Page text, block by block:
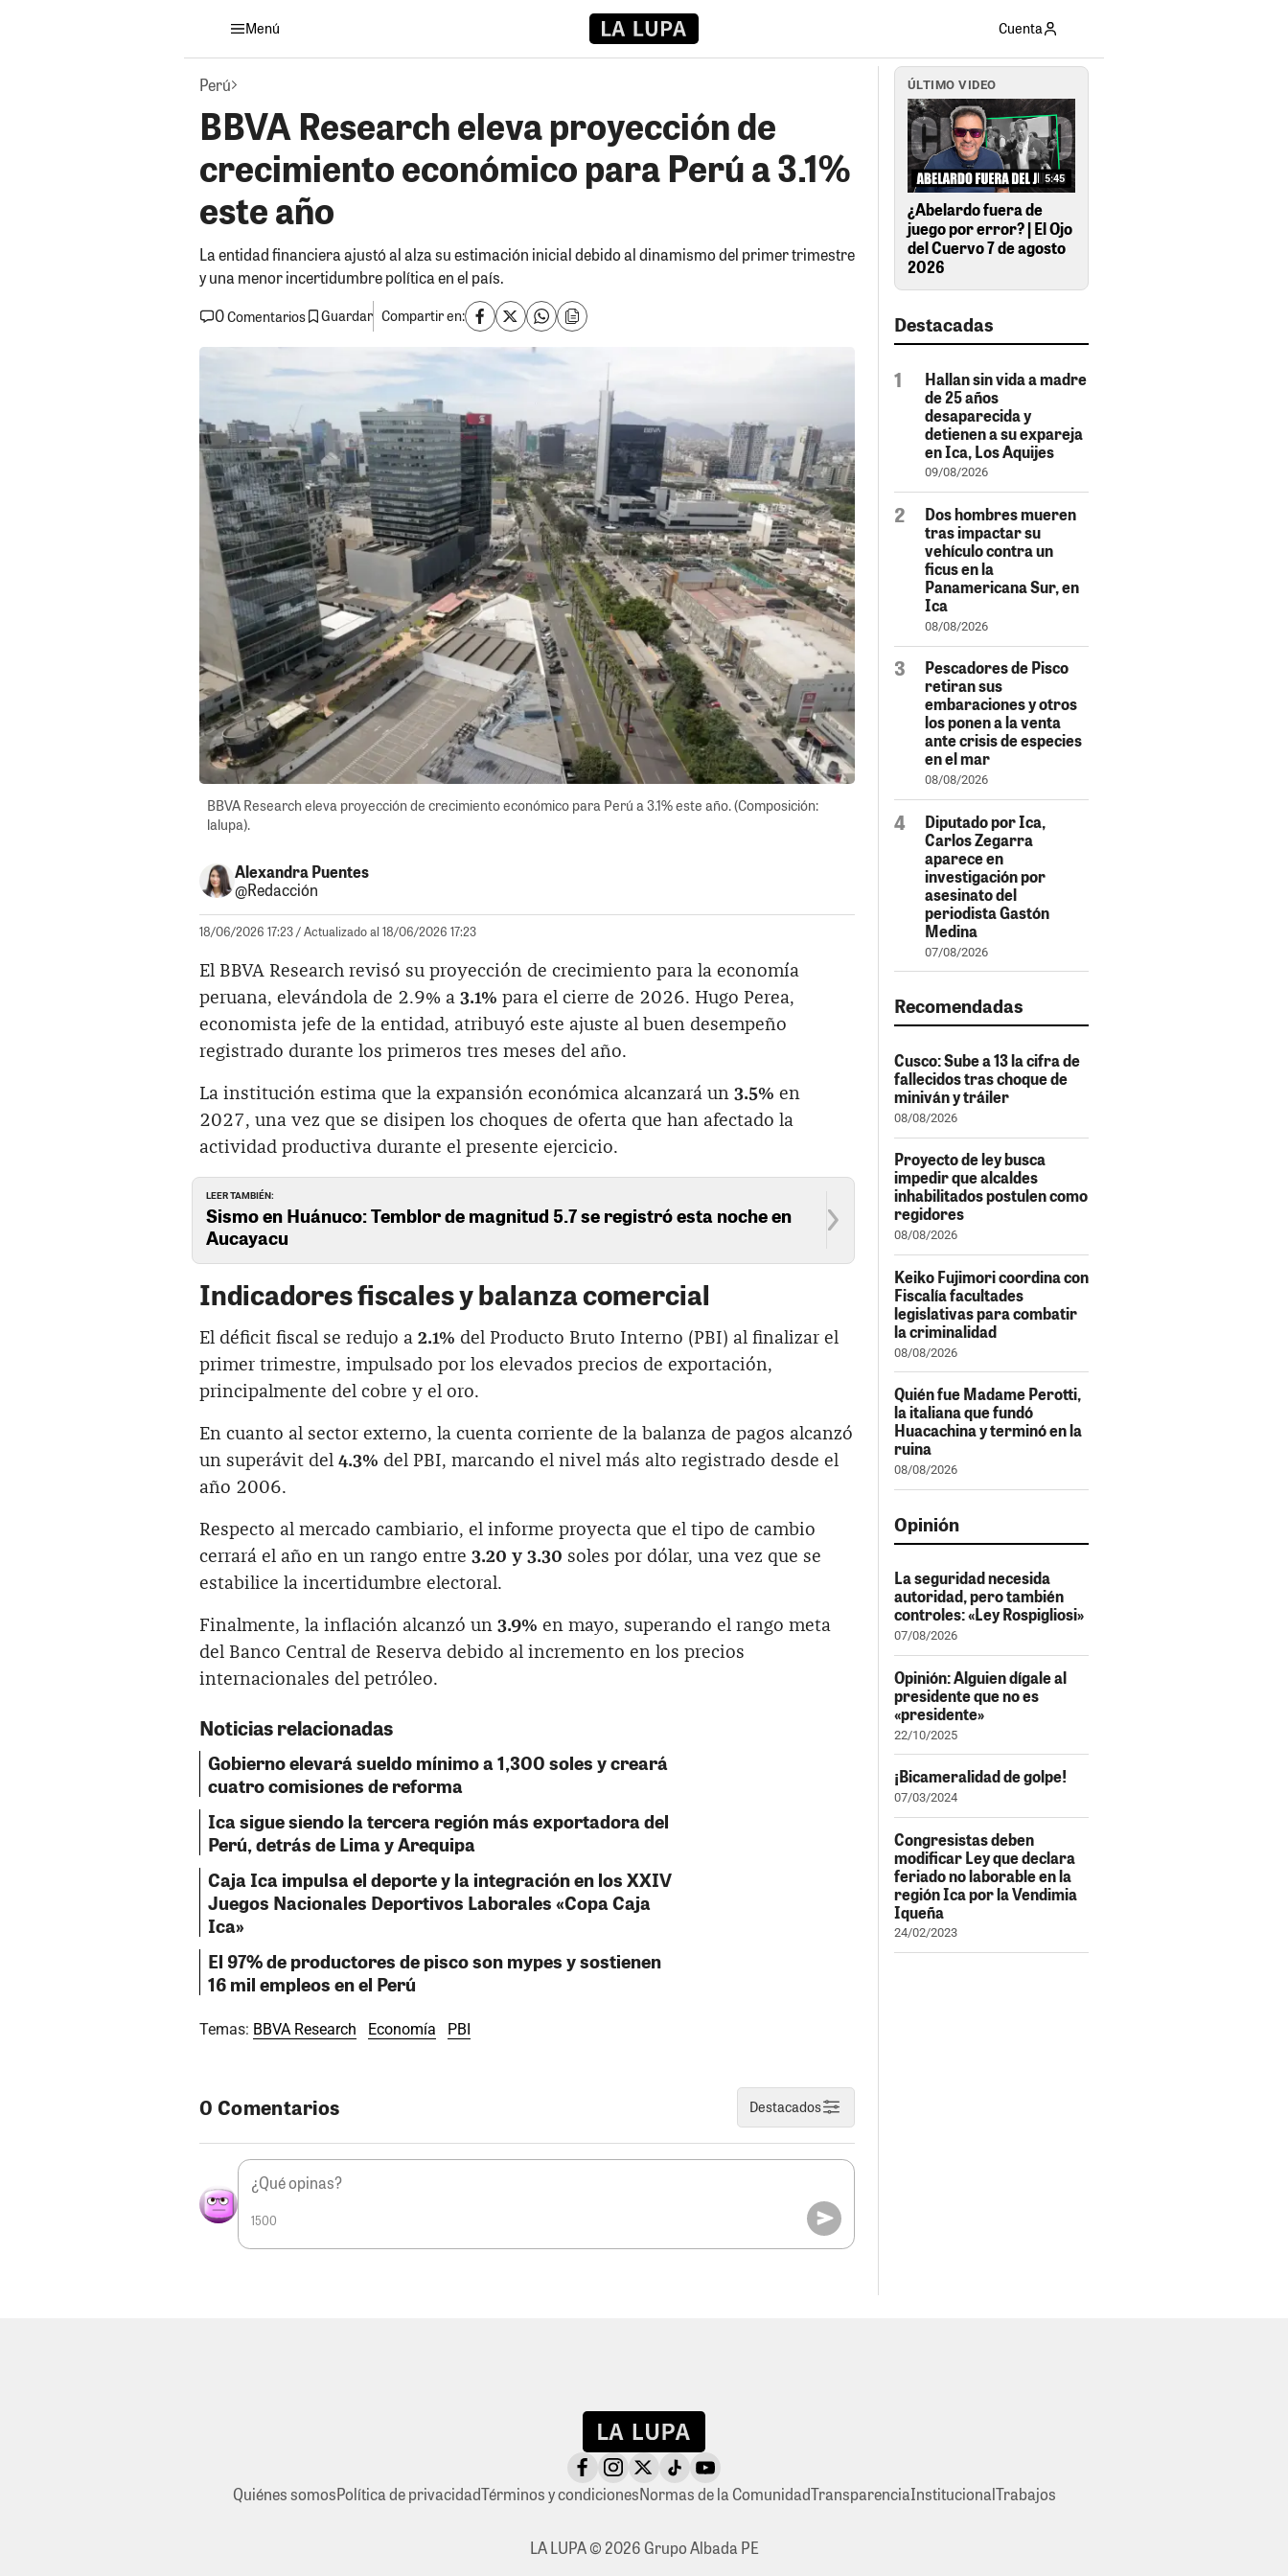
Menú Cuenta
Perú
BBVA Research eleva proyección de
crecimiento económico para Perú a 3.1%
este año
La entidad financiera ajustó al alza su estimación inicial debido al dinamismo del primer trimestre
y una menor incertidumbre política en el país.
0Comentarios Guardar Compartir en:
BBVA Research eleva proyección de crecimiento económico para Perú a 3.1% este año. (Composición:
lalupa).
Alexandra Puentes
@Redacción
18/06/2026 17:23/ Actualizado al 18/06/2026 17:23
El BBVA Research revisó su proyección de crecimiento para la economía
peruana, elevándola de 2.9% a 3.1% para el cierre de 2026. Hugo Perea,
economista jefe de la entidad, atribuyó este ajuste al buen desempeño
registrado durante los primeros tres meses del año.
La institución estima que la expansión económica alcanzará un 3.5% en
2027, una vez que se disipen los choques de oferta que han afectado la
actividad productiva durante el presente ejercicio.
LEER TAMBIÉN:
Sismo en Huánuco: Temblor de magnitud 5.7 se registró esta noche en
Aucayacu
Indicadores fiscales y balanza comercial
El déficit fiscal se redujo a 2.1% del Producto Bruto Interno (PBI) al finalizar el
primer trimestre, impulsado por los elevados precios de exportación,
principalmente del cobre y el oro.
En cuanto al sector externo, la cuenta corriente de la balanza de pagos alcanzó
un superávit del 4.3% del PBI, marcando el nivel más alto registrado desde el
año 2006.
Respecto al mercado cambiario, el informe proyecta que el tipo de cambio
cerrará el año en un rango entre 3.20 y 3.30 soles por dólar, una vez que se
estabilice la incertidumbre electoral.
Finalmente, la inflación alcanzó un 3.9% en mayo, superando el rango meta
del Banco Central de Reserva debido al incremento en los precios
internacionales del petróleo.
Noticias relacionadas
Gobierno elevará sueldo mínimo a 1,300 soles y creará
cuatro comisiones de reforma
Ica sigue siendo la tercera región más exportadora del
Perú, detrás de Lima y Arequipa
Caja Ica impulsa el deporte y la integración en los XXIV
Juegos Nacionales Deportivos Laborales «Copa Caja
Ica»
El 97% de productores de pisco son mypes y sostienen
16 mil empleos en el Perú
Temas: BBVA Research Economía PBI
0 Comentarios Destacados
1500
ÚLTIMO VIDEO
5:45
¿Abelardo fuera de
juego por error? | El Ojo
del Cuervo 7 de agosto
2026
Destacadas
Hallan sin vida a madre
de 25 años
desaparecida y
detienen a su expareja
en Ica, Los Aquijes
09/08/2026
Dos hombres mueren
tras impactar su
vehículo contra un
ficus en la
Panamericana Sur, en
Ica
08/08/2026
Pescadores de Pisco
retiran sus
embaraciones y otros
los ponen a la venta
ante crisis de especies
en el mar
08/08/2026
Diputado por Ica,
Carlos Zegarra
aparece en
investigación por
asesinato del
periodista Gastón
Medina
07/08/2026
Recomendadas
Cusco: Sube a 13 la cifra de
fallecidos tras choque de
miniván y tráiler
08/08/2026
Proyecto de ley busca
impedir que alcaldes
inhabilitados postulen como
regidores
08/08/2026
Keiko Fujimori coordina con
Fiscalía facultades
legislativas para combatir
la criminalidad
08/08/2026
Quién fue Madame Perotti,
la italiana que fundó
Huacachina y terminó en la
ruina
08/08/2026
Opinión
La seguridad necesida
autoridad, pero también
controles: «Ley Rospigliosi»
07/08/2026
Opinión: Alguien dígale al
presidente que no es
«presidente»
22/10/2025
¡Bicameralidad de golpe!
07/03/2024
Congresistas deben
modificar Ley que declara
feriado no laborable en la
región Ica por la Vendimia
Iqueña
24/02/2023
Quiénes somosPolítica de privacidadTérminos y condicionesNormas de la ComunidadTransparenciaInstitucionalTrabajos
LA LUPA © 2026 Grupo Albada PE